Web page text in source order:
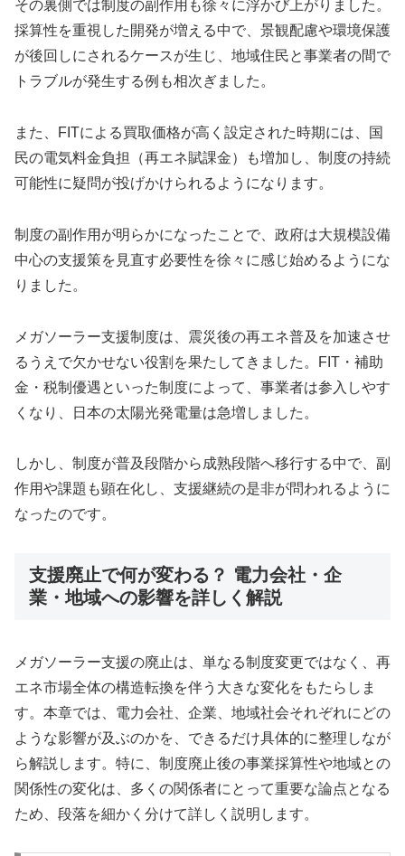
その裏側では制度の副作用も徐々に浮かび上がりました。
採算性を重視した開発が増える中で、景観配慮や環境保護
が後回しにされるケースが生じ、地域住民と事業者の間で
トラブルが発生する例も相次ぎました。
また、FITによる買取価格が高く設定された時期には、国
民の電気料金負担（再エネ賦課金）も増加し、制度の持続
可能性に疑問が投げかけられるようになります。
制度の副作用が明らかになったことで、政府は大規模設備
中心の支援策を見直す必要性を徐々に感じ始めるようにな
りました。
メガソーラー支援制度は、震災後の再エネ普及を加速させ
るうえで欠かせない役割を果たしてきました。FIT・補助
金・税制優遇といった制度によって、事業者は参入しやす
くなり、日本の太陽光発電量は急増しました。
しかし、制度が普及段階から成熟段階へ移行する中で、副
作用や課題も顕在化し、支援継続の是非が問われるように
なったのです。
支援廃止で何が変わる？ 電力会社・企
業・地域への影響を詳しく解説
メガソーラー支援の廃止は、単なる制度変更ではなく、再
エネ市場全体の構造転換を伴う大きな変化をもたらしま
す。本章では、電力会社、企業、地域社会それぞれにどの
ような影響が及ぶのかを、できるだけ具体的に整理しなが
ら解説します。特に、制度廃止後の事業採算性や地域との
関係性の変化は、多くの関係者にとって重要な論点となる
ため、段落を細かく分けて詳しく説明します。